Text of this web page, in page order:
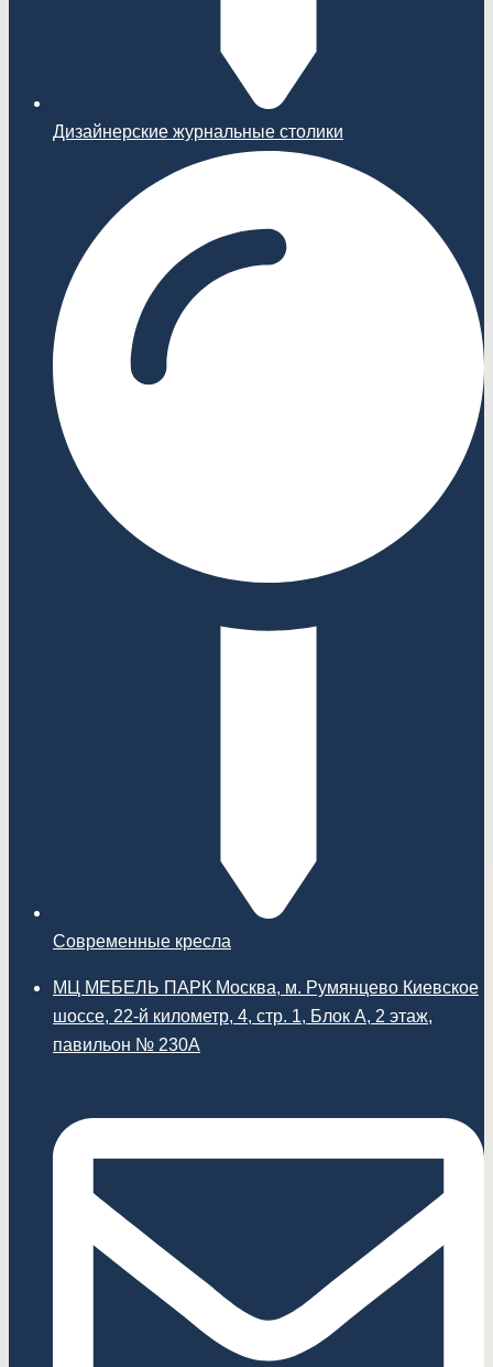
Дизайнерские журнальные столики
Современные кресла
МЦ МЕБЕЛЬ ПАРК Москва, м. Румянцево Киевское
шоссе, 22-й километр, 4, стр. 1, Блок А, 2 этаж,
павильон № 230А